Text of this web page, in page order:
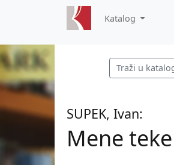
Katalog
SUPEK, Ivan:
Mene